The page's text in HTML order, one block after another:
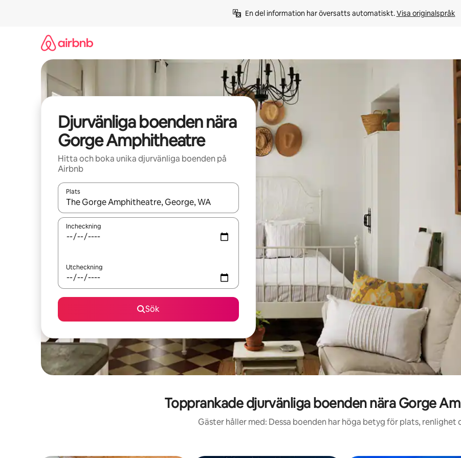
En del information har översatts automatiskt. Visa originalspråk
Djurvänliga boenden nära
Gorge Amphitheatre
Hitta och boka unika djurvänliga boenden på
Airbnb
Plats
När resultaten är tillgängliga kan du navigera med upp- och nedåtpilarna eller utforska genom att trycka eller svepa.
Incheckning
Utcheckning
Sök
Topprankade djurvänliga boenden nära Gorge
Gäster håller med: Dessa boenden har höga betyg för plats, renlighet